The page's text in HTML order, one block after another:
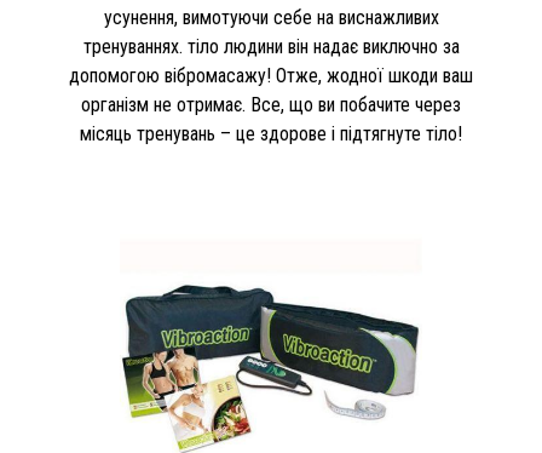
усунення, вимотуючи себе на виснажливих
тренуваннях. тіло людини він надає виключно за
допомогою вібромасажу! Отже, жодної шкоди ваш
організм не отримає. Все, що ви побачите через
місяць тренувань – це здорове і підтягнуте тіло!